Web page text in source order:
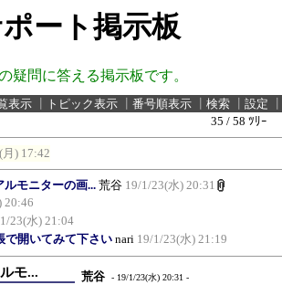
ート掲示板
疑問に答える掲示板です。
表示 トピック表示 番号順表示 検索 設定
35 / 58 ﾂﾘｰ
) 17:42
モニターの画... 荒谷 19/1/23(水) 20:31
20:46
23(水) 21:04
で開いてみて下さいnari 19/1/23(水) 21:19
モ... 荒谷 - 19/1/23(水) 20:31 -